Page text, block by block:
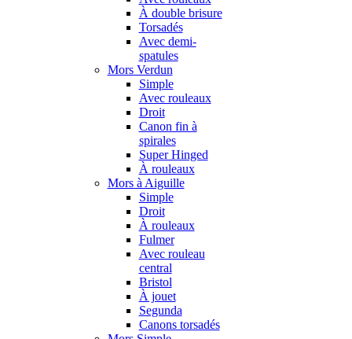
À double brisure
Torsadés
Avec demi-
spatules
Mors Verdun
Simple
Avec rouleaux
Droit
Canon fin à
spirales
Super Hinged
À rouleaux
Mors à Aiguille
Simple
Droit
À rouleaux
Fulmer
Avec rouleau
central
Bristol
À jouet
Segunda
Canons torsadés